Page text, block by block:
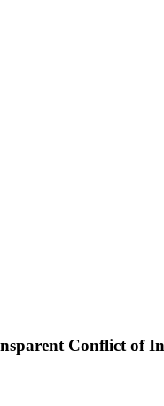
Conflict of